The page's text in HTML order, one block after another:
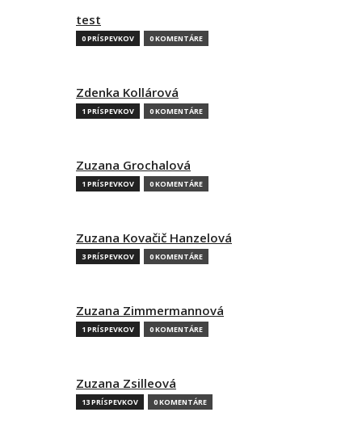
test
0 PRÍSPEVKOV 0 KOMENTÁRE
Zdenka Kollárová
1 PRÍSPEVKOV 0 KOMENTÁRE
Zuzana Grochalová
1 PRÍSPEVKOV 0 KOMENTÁRE
Zuzana Kovačič Hanzelová
3 PRÍSPEVKOV 0 KOMENTÁRE
Zuzana Zimmermannová
1 PRÍSPEVKOV 0 KOMENTÁRE
Zuzana Zsilleová
13 PRÍSPEVKOV 0 KOMENTÁRE